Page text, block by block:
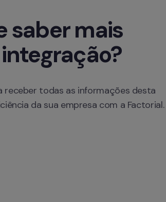
saber mais
receber todas as informações desta
da sua empresa com a Factorial.